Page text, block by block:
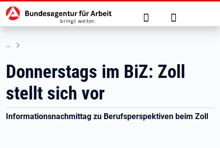
zu den Hauptinhalten springen
Hauptnavigation Suche Anmelden
Donnerstags im BiZ: Zoll
stellt sich vor
Informationsnachmittag zu Berufsperspektiven beim Zoll